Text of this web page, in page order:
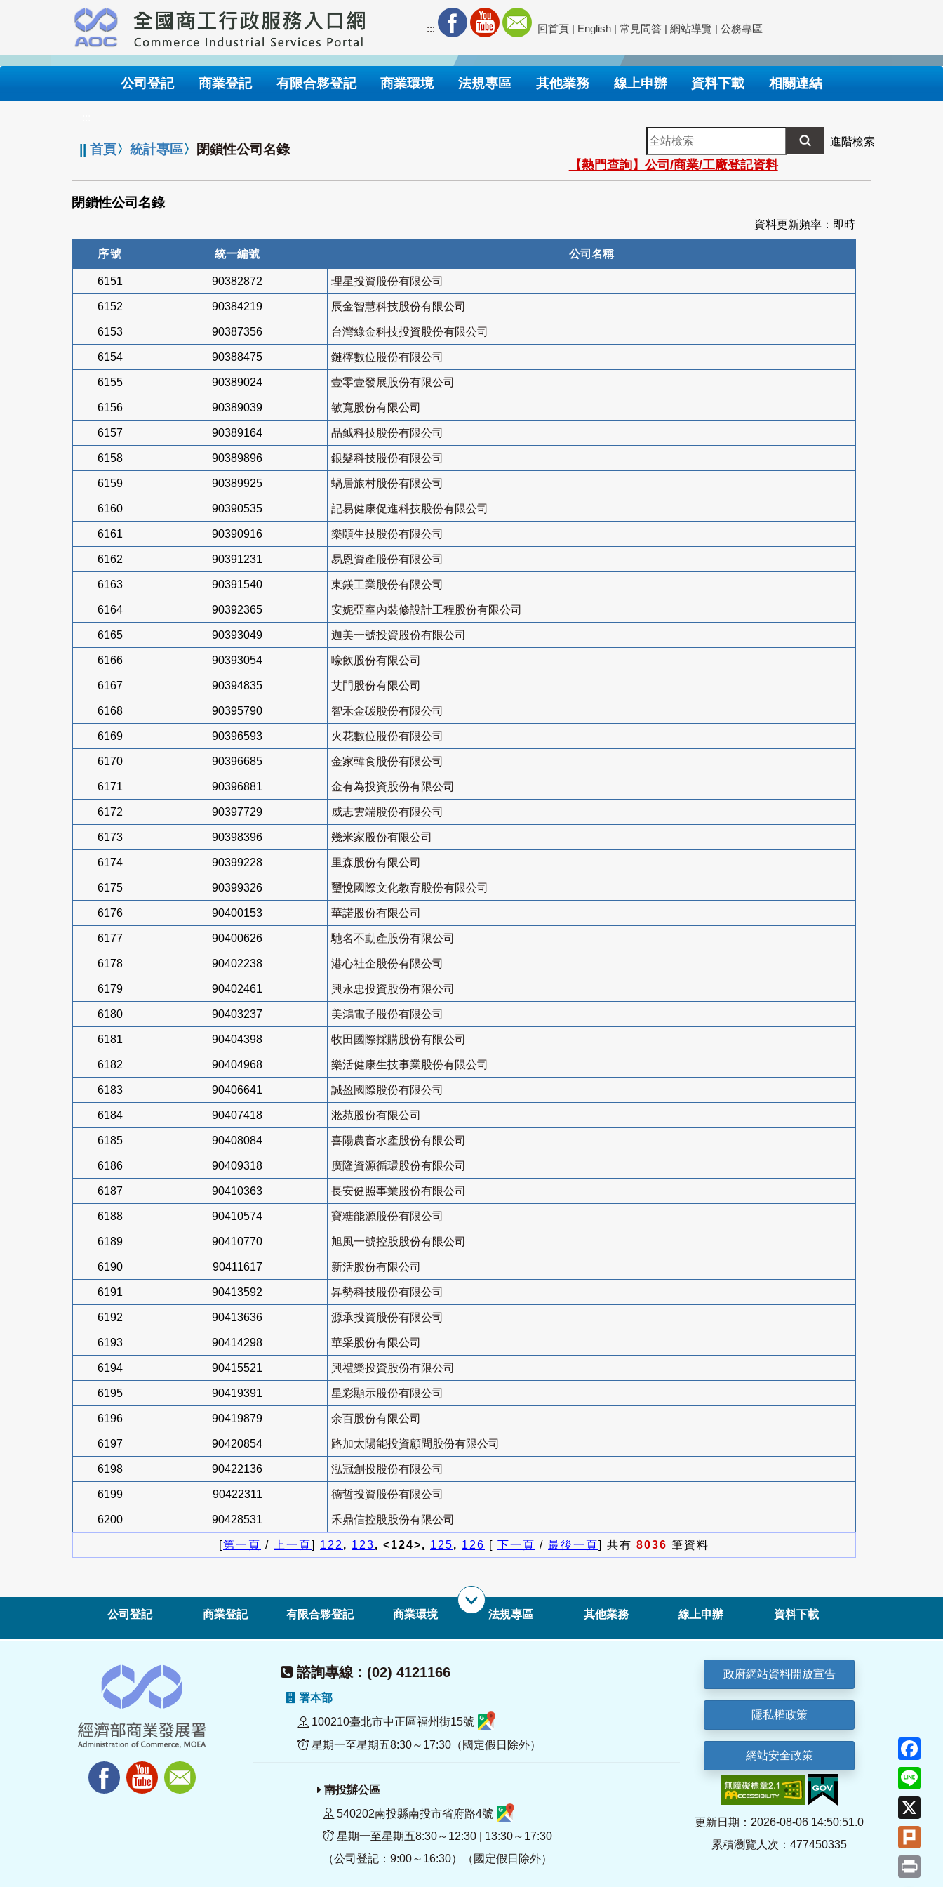
要
內
::: 回首頁 | English | 常見問答 | 網站導覽 | 公務專區
公司登記 商業登記 有限合夥登記 商業環境 法規專區 其他業務 線上申辦 資料下載 相關連結
||首頁〉統計專區〉 閉鎖性公司名錄
全
站
檢
索
進階檢索
【熱門查詢】公司/商業/工廠登記資料
閉鎖性公司名錄
資料更新頻率：即時
序號 統一編號 公司名稱
6151 90382872 理星投資股份有限公司
6152 90384219 辰金智慧科技股份有限公司
6153 90387356 台灣綠金科技投資股份有限公司
6154 90388475 鏈檸數位股份有限公司
6155 90389024 壹零壹發展股份有限公司
6156 90389039 敏寬股份有限公司
6157 90389164 品鉞科技股份有限公司
6158 90389896 銀髮科技股份有限公司
6159 90389925 蝸居旅村股份有限公司
6160 90390535 記易健康促進科技股份有限公司
6161 90390916 樂頤生技股份有限公司
6162 90391231 易恩資產股份有限公司
6163 90391540 東鎂工業股份有限公司
6164 90392365 安妮亞室內裝修設計工程股份有限公司
6165 90393049 迦美一號投資股份有限公司
6166 90393054 嚎飲股份有限公司
6167 90394835 艾門股份有限公司
6168 90395790 智禾金碳股份有限公司
6169 90396593 火花數位股份有限公司
6170 90396685 金家韓食股份有限公司
6171 90396881 金有為投資股份有限公司
6172 90397729 威志雲端股份有限公司
6173 90398396 幾米家股份有限公司
6174 90399228 里森股份有限公司
6175 90399326 璽悅國際文化教育股份有限公司
6176 90400153 華諾股份有限公司
6177 90400626 馳名不動產股份有限公司
6178 90402238 港心社企股份有限公司
6179 90402461 興永忠投資股份有限公司
6180 90403237 美鴻電子股份有限公司
6181 90404398 牧田國際採購股份有限公司
6182 90404968 樂活健康生技事業股份有限公司
6183 90406641 誠盈國際股份有限公司
6184 90407418 淞苑股份有限公司
6185 90408084 喜陽農畜水產股份有限公司
6186 90409318 廣隆資源循環股份有限公司
6187 90410363 長安健照事業股份有限公司
6188 90410574 寶糖能源股份有限公司
6189 90410770 旭風一號控股股份有限公司
6190 90411617 新活股份有限公司
6191 90413592 昇勢科技股份有限公司
6192 90413636 源承投資股份有限公司
6193 90414298 華采股份有限公司
6194 90415521 興禮樂投資股份有限公司
6195 90419391 星彩顯示股份有限公司
6196 90419879 余百股份有限公司
6197 90420854 路加太陽能投資顧問股份有限公司
6198 90422136 泓冠創投股份有限公司
6199 90422311 德哲投資股份有限公司
6200 90428531 禾鼎信控股股份有限公司
[第一頁 / 上一頁] 122, 123, <124>, 125, 126 [ 下一頁 / 最後一頁] 共有 8036 筆資料
公司登記 商業登記 有限合夥登記 商業環境 法規專區 其他業務 線上申辦 資料下載
諮詢專線：(02) 4121166
署本部
100210臺北市中正區福州街15號
星期一至星期五8:30～17:30（國定假日除外）
南投辦公區
540202南投縣南投市省府路4號
星期一至星期五8:30～12:30 | 13:30～17:30
（公司登記：9:00～16:30）（國定假日除外）
政府網站資料開放宣告
隱私權政策
網站安全政策
更新日期：2026-08-06 14:50:51.0
累積瀏覽人次：477450335